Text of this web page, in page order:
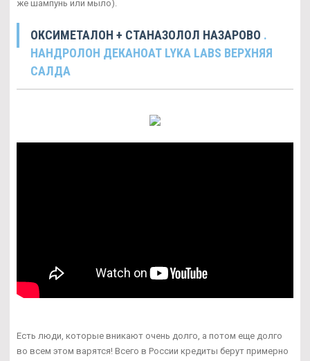
же шампунь или мыло).
ОКСИМЕТАЛОН + СТАНАЗОЛОЛ НАЗАРОВО .
НАНДРОЛОН ДЕКАНОАТ LYKA LABS ВЕРХНЯЯ
САЛДА
Есть люди, которые вникают очень долго, а потом еще долго
во всем этом варятся! Всего в России кредиты берут примерно